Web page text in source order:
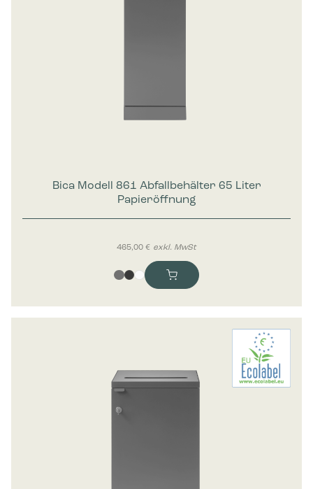
Bica Modell 861 Abfallbehälter 65 Liter
Papieröffnung
465,00€ exkl. MwSt